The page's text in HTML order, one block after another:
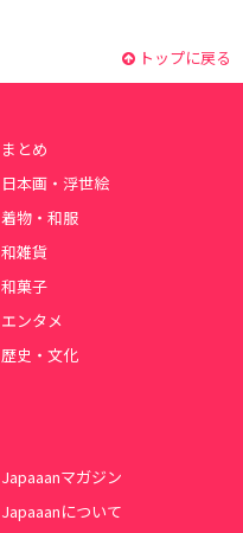
トップに戻る
まとめ
日本画・浮世絵
着物・和服
和雑貨
和菓子
エンタメ
歴史・文化
Japaaanマガジン
Japaaanについて